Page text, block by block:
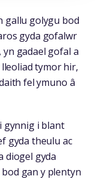
gallu golygu bod
gyda gofalwr
yn gadael gofal a
tymor hir,
fel ymuno â
gynnig i blant
gyda theulu ac
diogel gyda
gan y plentyn